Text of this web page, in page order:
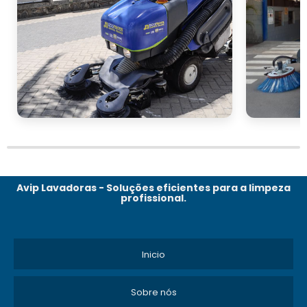
Avip Lavadoras - Soluções eficientes para a limpeza
profissional.
Inicio
Sobre nós